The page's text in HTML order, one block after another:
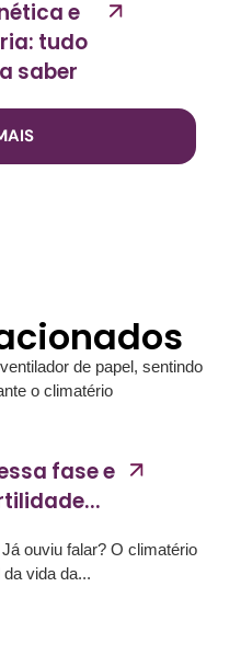
e
tudo
saber
fase e
ouviu falar? O climatério
vida da...